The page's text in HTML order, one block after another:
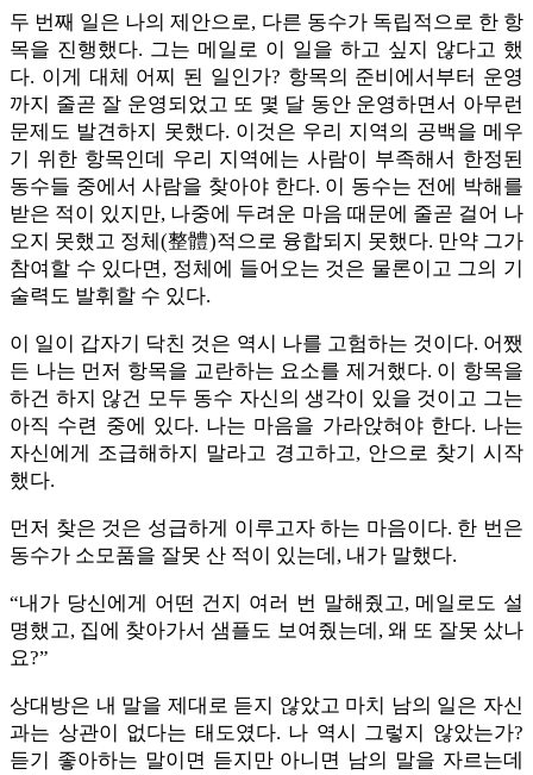
두 번째 일은 나의 제안으로, 다른 동수가 독립적으로 한 항
목을 진행했다. 그는 메일로 이 일을 하고 싶지 않다고 했
다. 이게 대체 어찌 된 일인가? 항목의 준비에서부터 운영
까지 줄곧 잘 운영되었고 또 몇 달 동안 운영하면서 아무런
문제도 발견하지 못했다. 이것은 우리 지역의 공백을 메우
기 위한 항목인데 우리 지역에는 사람이 부족해서 한정된
동수들 중에서 사람을 찾아야 한다. 이 동수는 전에 박해를
받은 적이 있지만, 나중에 두려운 마음 때문에 줄곧 걸어 나
오지 못했고 정체(整體)적으로 융합되지 못했다. 만약 그가
참여할 수 있다면, 정체에 들어오는 것은 물론이고 그의 기
술력도 발휘할 수 있다.
이 일이 갑자기 닥친 것은 역시 나를 고험하는 것이다. 어쨌
든 나는 먼저 항목을 교란하는 요소를 제거했다. 이 항목을
하건 하지 않건 모두 동수 자신의 생각이 있을 것이고 그는
아직 수련 중에 있다. 나는 마음을 가라앉혀야 한다. 나는
자신에게 조급해하지 말라고 경고하고, 안으로 찾기 시작
했다.
먼저 찾은 것은 성급하게 이루고자 하는 마음이다. 한 번은
동수가 소모품을 잘못 산 적이 있는데, 내가 말했다.
“내가 당신에게 어떤 건지 여러 번 말해줬고, 메일로도 설
명했고, 집에 찾아가서 샘플도 보여줬는데, 왜 또 잘못 샀나
요?”
상대방은 내 말을 제대로 듣지 않았고 마치 남의 일은 자신
과는 상관이 없다는 태도였다. 나 역시 그렇지 않았는가?
듣기 좋아하는 말이면 듣지만 아니면 남의 말을 자르는데